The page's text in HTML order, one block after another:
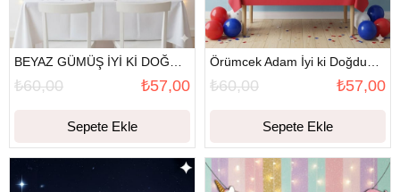
₺57,00
₺60,00
Sepete Ekle
₺57,00
₺60,00
Sepete Ekle